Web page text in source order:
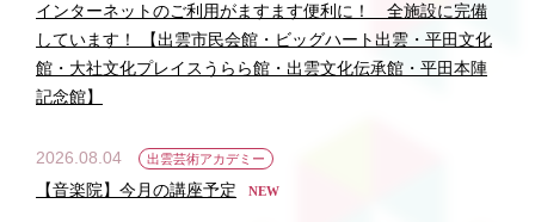
インターネットのご利用がますます便利に！ 全施設に完備
しています！ 【出雲市民会館・ビッグハート出雲・平田文化
館・大社文化プレイスうらら館・出雲文化伝承館・平田本陣
記念館】
2026.08.04 出雲芸術アカデミー
【音楽院】今月の講座予定 NEW